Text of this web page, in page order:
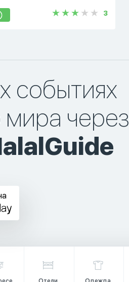
3
событиях
мира через